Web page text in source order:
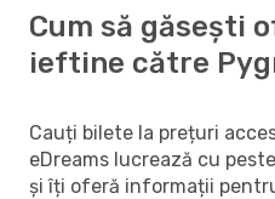
Cum să găsești
ieftine către
Cauți bilete la prețuri
eDreams lucrează cu
și îți oferă informații